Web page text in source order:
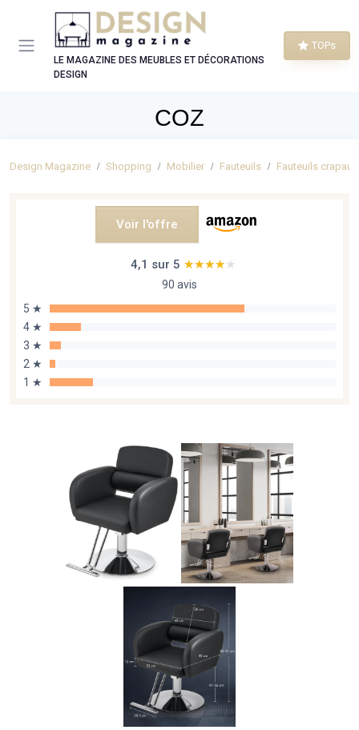
LE MAGAZINE DES MEUBLES ET DÉCORATIONS
DESIGN
TOPs
COZ
Design Magazine Shopping Mobilier Fauteuils Fauteuils crapaud
Voir l'offre
4,1 sur 5 ★★★★★
★★★★★
90 avis
5 ★
4 ★
3 ★
2 ★
1 ★
Panneau de gestion des cookies